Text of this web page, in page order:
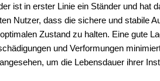
ist in erster Linie ein Ständer und hat
Nutzer, dass die sichere und stabile
Zustand zu halten. Eine gute
und Verformungen
um die Lebensdauer ihrer